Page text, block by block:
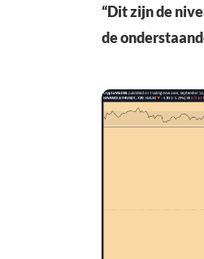
“Dit zijn de
de